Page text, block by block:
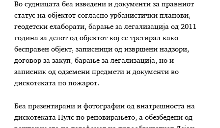
Во судницата беа изведени и документи за правниот
статус на објектот согласно урбанистички планови,
геодетски елаборати, барање за легализација од 2011
година за делот од објектот кој се третирал како
бесправен објект, записници од извршени надзори,
договор за закуп, барање за легализација, но и
записник од одземени предмети и документи во
дискотеката по пожарот.
Беа презентирани и фотографии од внатрешноста на
дискотеката Пулс по реновирањето, а обезбедени од